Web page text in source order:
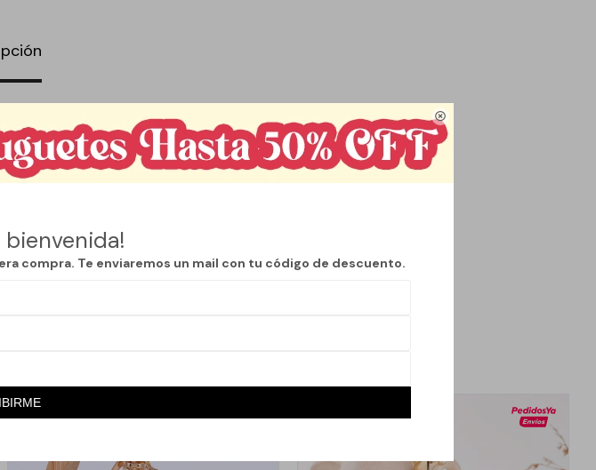

bienvenida!
compra. Te enviaremos un mail con tu código de descuento.
brillo. Este set DIY es perfecto para compartir
creatividad y la motricidad fina mientras se crean
la moda y el arte. Un regalo original y divertido para